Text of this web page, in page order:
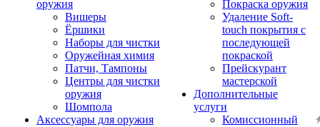
оружия
Вишеры
Ёршики
Наборы для чистки
Оружейная химия
Патчи, Тампоны
Центры для чистки
оружия
Шомпола
Аксессуары для оружия
Покраска оружия
Удаление Soft-
touch покрытия с
последующей
покраской
Прейскурант
мастерской
Дополнительные
услуги
Комиссионный